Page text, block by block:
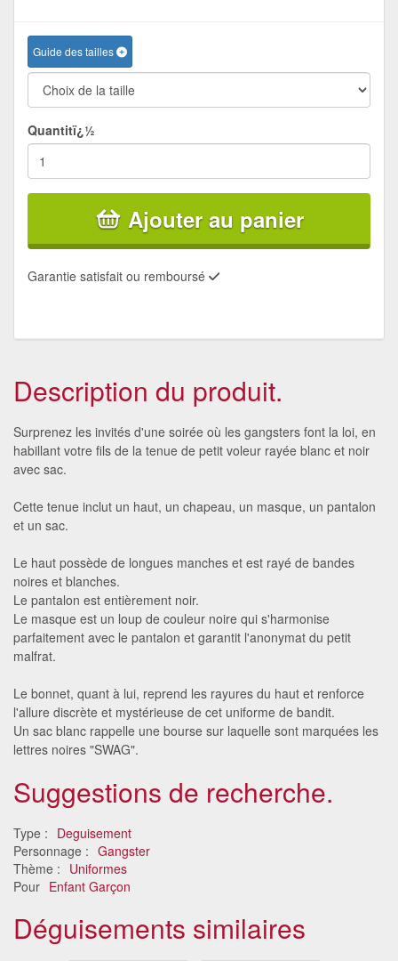
Guide des tailles
Quantitï¿½
Ajouter au panier
Garantie satisfait ou remboursé
Description du produit.
Surprenez les invités d'une soirée où les gangsters font la loi, en
habillant votre fils de la tenue de petit voleur rayée blanc et noir
avec sac.
Cette tenue inclut un haut, un chapeau, un masque, un pantalon
et un sac.
Le haut possède de longues manches et est rayé de bandes
noires et blanches.
Le pantalon est entièrement noir.
Le masque est un loup de couleur noire qui s'harmonise
parfaitement avec le pantalon et garantit l'anonymat du petit
malfrat.
Le bonnet, quant à lui, reprend les rayures du haut et renforce
l'allure discrète et mystérieuse de cet uniforme de bandit.
Un sac blanc rappelle une bourse sur laquelle sont marquées les
lettres noires "SWAG".
Suggestions de recherche.
Type : Deguisement
Personnage : Gangster
Thème : Uniformes
Pour Enfant Garçon
Déguisements similaires